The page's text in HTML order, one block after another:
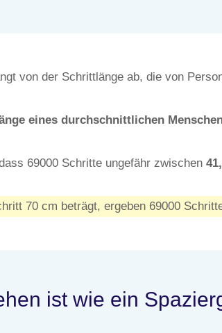
von der Schrittlänge ab, die von
eines durchschnittlichen
69000 Schritte ungefähr zwischen
70 cm beträgt, ergeben 69000
ist wie ein